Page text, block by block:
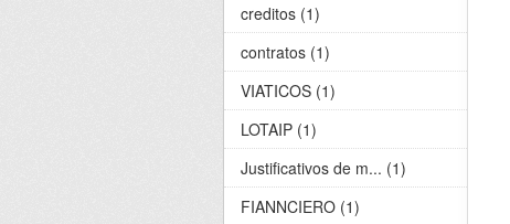
creditos (1)
contratos (1)
VIATICOS (1)
LOTAIP (1)
Justificativos de m... (1)
FIANNCIERO (1)